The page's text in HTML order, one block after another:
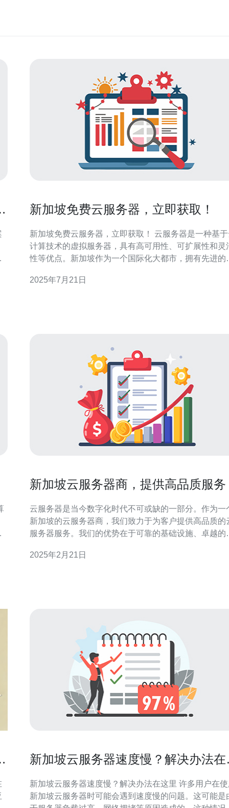
新加坡免费云服务器，立即获取！
新加坡免费云服务器，立即获取！ 云服务器是一种基于云
计算技术的虚拟服务器，具有高可用性、可扩展性和灵
性等优点。新加坡作为一个国际化大都市，拥有先进的
良好的条件。现在，我们提供免费的新加坡云服务器，
2025年7月21日
新加坡云服务器商，提供高品质服务
云服务器是当今数字化时代不可或缺的一部分。作为一
新加坡的云服务器商，我们致力于为客户提供高品质的
服务器服务。我们的优势在于可靠的基础设施、卓越的
们都能满足各种需求，为客户提供最佳的云服务器服务
2025年2月21日
新加坡云服务器速度慢？解决办法在
新加坡云服务器速度慢？解决办法在这里 许多用户在使用
新加坡云服务器时可能会遇到速度慢的问题。这可能是